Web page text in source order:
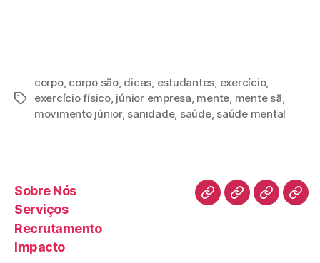
corpo, corpo são, dicas, estudantes, exercício,
exercício físico, júnior empresa, mente, mente sã,
movimento júnior, sanidade, saúde, saúde mental
Sobre Nós
Serviços
Recrutamento
Impacto